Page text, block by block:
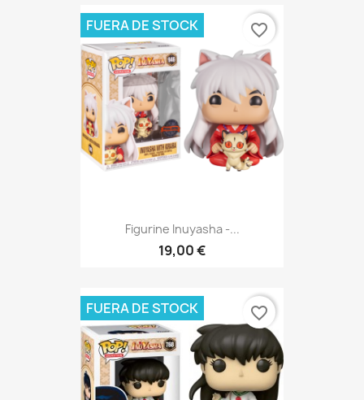
Figurine Inuyasha -...
19,00 €
FUERA DE STOCK favorite_border
FUERA DE STOCK favorite_border